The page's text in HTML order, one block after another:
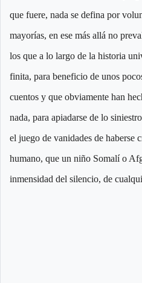
que fuere, nada se defina por
mayorías, en ese más allá no
los que a lo largo de la historia
finita, para beneficio de unos
cuentos y que obviamente han
nada, para apiadarse de lo
el juego de vanidades de haberse
humano, que un niño Somalí o
inmensidad del silencio, de